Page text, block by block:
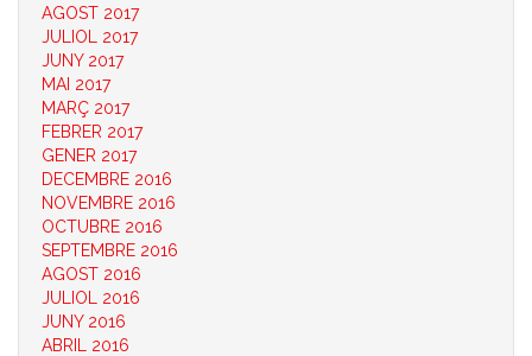
AGOST 2017
JULIOL 2017
JUNY 2017
MAI 2017
MARÇ 2017
FEBRER 2017
GENER 2017
DECEMBRE 2016
NOVEMBRE 2016
OCTUBRE 2016
SEPTEMBRE 2016
AGOST 2016
JULIOL 2016
JUNY 2016
ABRIL 2016